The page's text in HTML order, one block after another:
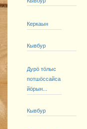
Керкаын
Кывбур
Дурӧ тӧлыс
потшӧссайса
йӧрын...
Кывбур